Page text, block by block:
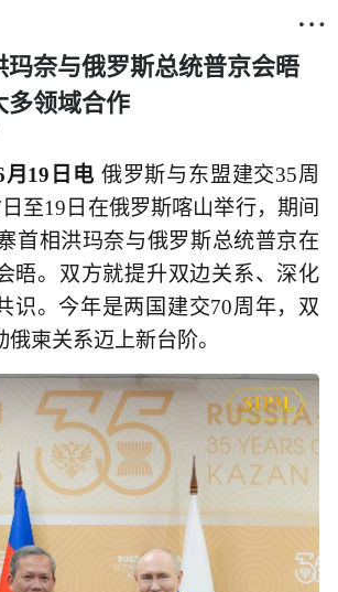

玛奈与俄罗斯总统普京会晤
多领域合作
19日电 俄罗斯与东盟建交35周
至19日在俄罗斯喀山举行，期间
首相洪玛奈与俄罗斯总统普京在
晤。双方就提升双边关系、深化
识。今年是两国建交70周年，双
柬关系迈上新台阶。